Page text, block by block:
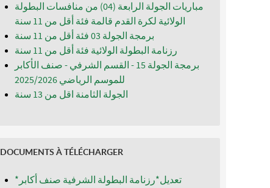
مباريات الجولة الرابعة (04) من منافسات البطولة
الولائية لكرة القدم قالمة فئة أقل من 11 سنة
برمجة الجولة 03 فئة أقل من 11 سنة
رزنامة البطولة الولائية فئة أقل من 11 سنة
برمجة الجولة 15 - القسم الشرفي - صنف الأكابر
للموسم الرياضي 2025/2026
الجولة الثامنة اقل من 13 سنة
DOCUMENTS À TÉLÉCHARGER
*تعديل*رزنامة البطولة الشرفية صنف أكابر